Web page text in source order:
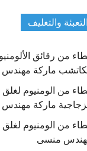
التعبئة والتغليف
من رقائق
ماركة
من الومنيوم
ماركة
من الومنيوم
منسى